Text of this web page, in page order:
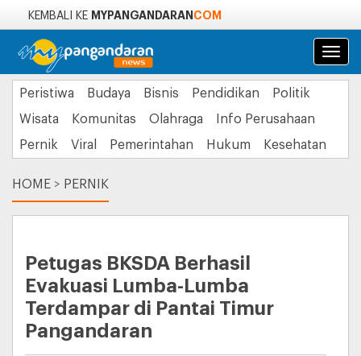
KEMBALI KE MYPANGANDARAN COM
Peristiwa Budaya Bisnis Pendidikan
Politik
Wisata
Komunitas Olahraga
Info Perusahaan
Pernik
Viral Pemerintahan Hukum Kesehatan
HOME > PERNIK
Petugas BKSDA Berhasil
Evakuasi Lumba-Lumba
Terdampar di Pantai Timur
Pangandaran